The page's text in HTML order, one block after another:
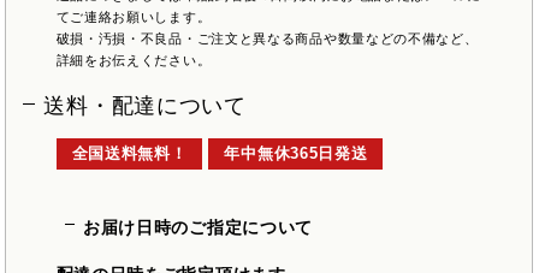
てご連絡お願いします。
破損・汚損・不良品・ご注文と異なる商品や数量などの不備など、
詳細をお伝えください。
送料・配達について
全国送料無料！ 年中無休365日発送
お届け日時のご指定について